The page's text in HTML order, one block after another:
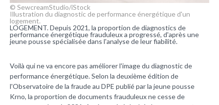
© SewcreamStudio/iStock
Illustration du diagnostic de performance énergétique d'un
logement.
LOGEMENT. Depuis 2021, la proportion de diagnostics de
performance énergétique frauduleux a progressé, d'après une
jeune pousse spécialisée dans l'analyse de leur fiabilité.
Voilà qui ne va encore pas améliorer l'image du diagnostic de
performance énergétique. Selon la deuxième édition de
l'Observatoire de la fraude au DPE publié par la jeune pousse
Krno, la proportion de documents frauduleux ne cesse de